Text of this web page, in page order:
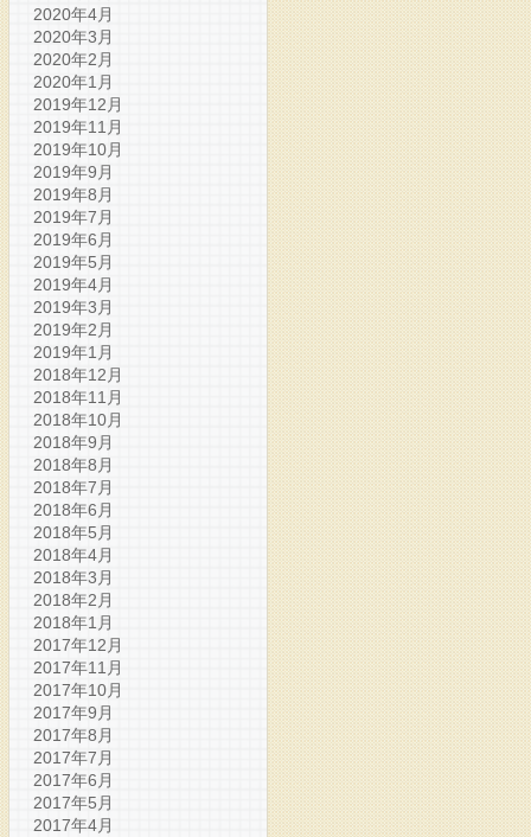
2020年4月
2020年3月
2020年2月
2020年1月
2019年12月
2019年11月
2019年10月
2019年9月
2019年8月
2019年7月
2019年6月
2019年5月
2019年4月
2019年3月
2019年2月
2019年1月
2018年12月
2018年11月
2018年10月
2018年9月
2018年8月
2018年7月
2018年6月
2018年5月
2018年4月
2018年3月
2018年2月
2018年1月
2017年12月
2017年11月
2017年10月
2017年9月
2017年8月
2017年7月
2017年6月
2017年5月
2017年4月